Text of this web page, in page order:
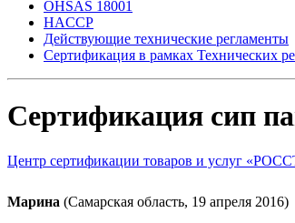
OHSAS 18001
HACCP
Действующие технические регламенты
Сертификация в рамках Технических
Сертификация сип
Центр сертификации товаров и услуг
Марина (Самарская область, 19 апреля 2016)